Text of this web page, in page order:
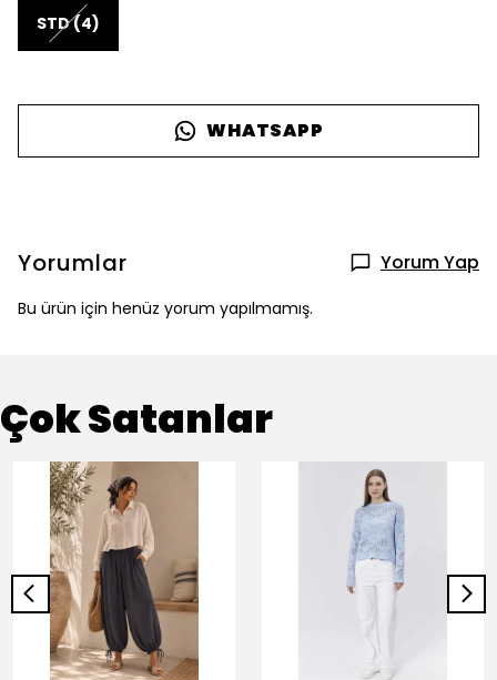
STD (4)
WHATSAPP
Yorumlar Yorum Yap
Bu ürün için henüz yorum yapılmamış.
Çok Satanlar